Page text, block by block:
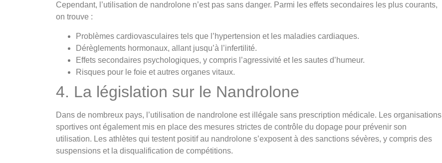
Cependant, l’utilisation de nandrolone n’est pas sans danger. Parmi les effets secondaires les plus courants,
on trouve :
Problèmes cardiovasculaires tels que l’hypertension et les maladies cardiaques.
Dérèglements hormonaux, allant jusqu’à l’infertilité.
Effets secondaires psychologiques, y compris l’agressivité et les sautes d’humeur.
Risques pour le foie et autres organes vitaux.
4. La législation sur le Nandrolone
Dans de nombreux pays, l’utilisation de nandrolone est illégale sans prescription médicale. Les organisations
sportives ont également mis en place des mesures strictes de contrôle du dopage pour prévenir son
utilisation. Les athlètes qui testent positif au nandrolone s’exposent à des sanctions sévères, y compris des
suspensions et la disqualification de compétitions.